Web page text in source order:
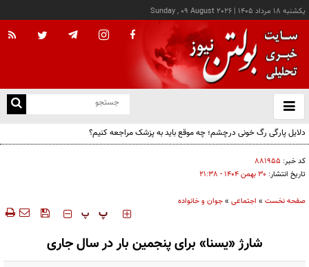
يکشنبه ۱۸ مرداد ۱۴۰۵ |
Sunday , 09 August 2026
باز
و
دلایل پارگی رگ خونی درچشم؛ چه موقع باید به پزشک مراجعه کنیم؟
کد خبر: ۸۸۱۹۵۵
تاریخ انتشار: ۳۰ بهمن ۱۴۰۴ - ۲۱:۳۸
صفحه نخست » اجتماعی »جوان و خانواده
‍‍‍ پ پ
شارژ «یسنا» برای پنجمین بار در سال جاری